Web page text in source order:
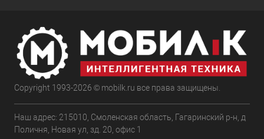
Copyright 1993-2026 © mobilk.ru все права защищены.
Наш адрес: 215010, Смоленская область, Гагаринский р-н, д
Поличня, Новая ул, зд. 20, офис 1